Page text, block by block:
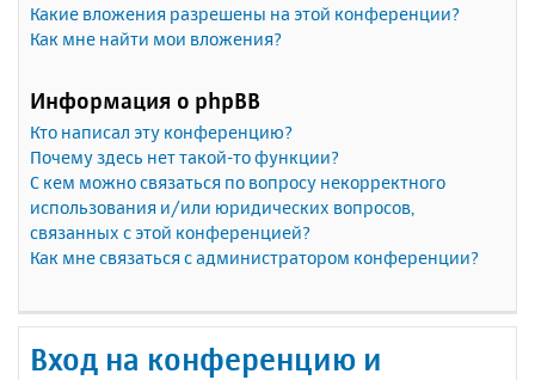
Какие вложения разрешены на этой конференции?
Как мне найти мои вложения?
Информация о phpBB
Кто написал эту конференцию?
Почему здесь нет такой-то функции?
С кем можно связаться по вопросу некорректного
использования и/или юридических вопросов,
связанных с этой конференцией?
Как мне связаться с администратором конференции?
Вход на конференцию и